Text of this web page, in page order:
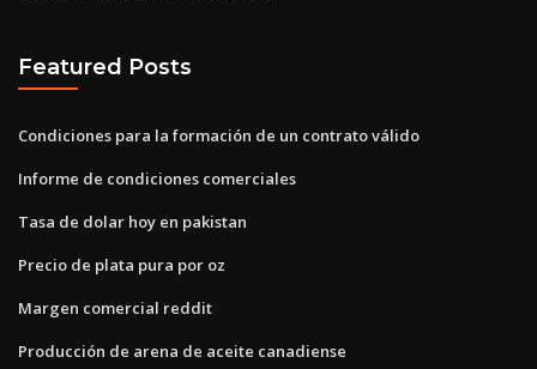
Featured Posts
Condiciones para la formación de un contrato válido
Informe de condiciones comerciales
Tasa de dolar hoy en pakistan
Precio de plata pura por oz
Margen comercial reddit
Producción de arena de aceite canadiense